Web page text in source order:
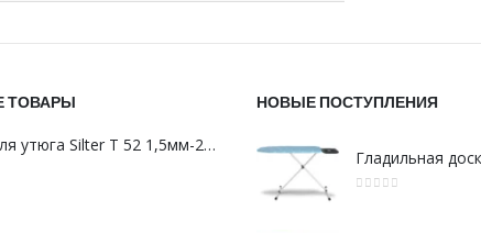
ТОВАРЫ
Накладка для утюга Silter Т 52 1,5мм-24см SYPC200 фторопластовая-алюминий
НОВЫЕ ПОСТУПЛЕНИЯ